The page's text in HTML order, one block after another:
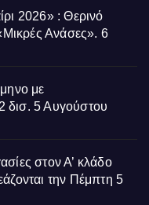
2026» : Θερινό
Ανάσες». 6
με
δισ. 5 Αυγούστου
στον Α’ κλάδο
την Πέμπτη 5